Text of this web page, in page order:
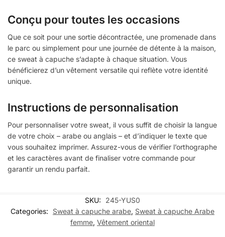
Conçu pour toutes les occasions
Que ce soit pour une sortie décontractée, une promenade dans
le parc ou simplement pour une journée de détente à la maison,
ce sweat à capuche s’adapte à chaque situation. Vous
bénéficierez d’un vêtement versatile qui reflète votre identité
unique.
Instructions de personnalisation
Pour personnaliser votre sweat, il vous suffit de choisir la langue
de votre choix – arabe ou anglais – et d’indiquer le texte que
vous souhaitez imprimer. Assurez-vous de vérifier l’orthographe
et les caractères avant de finaliser votre commande pour
garantir un rendu parfait.
SKU:
245-YUS0
Categories:
Sweat à capuche arabe, Sweat à capuche Arabe
femme, Vêtement oriental